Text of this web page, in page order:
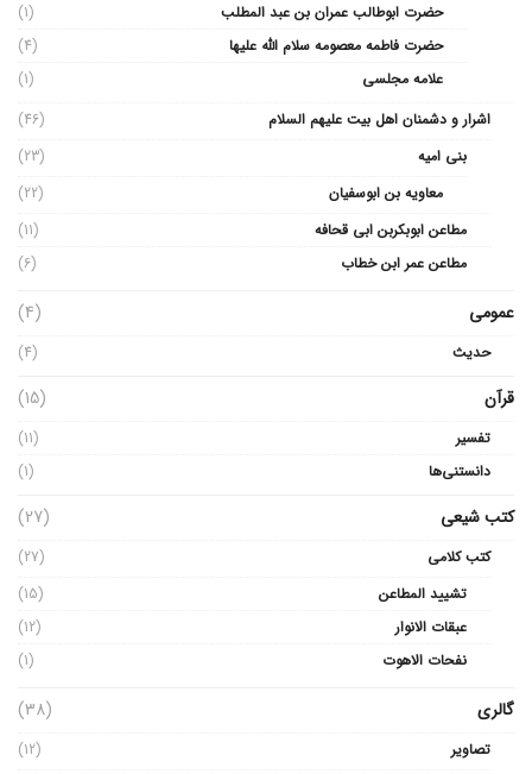
حضرت ابوطالب عمران بن عبد المطلب
(1)
حضرت فاطمه معصومه سلام الله علیها
(4)
علامه مجلسی
(1)
اشرار و دشمنان اهل بیت علیهم السلام
(46)
بنی امیه
(23)
معاویه بن ابوسفیان
(22)
مطاعن ابوبکربن ابی قحافه
(11)
مطاعن عمر ابن خطاب
(6)
عمومی (4)
حدیث (4)
قرآن (15)
تفسیر
(11)
دانستنی‌ها
(1)
کتب شیعی (27)
کتب کلامی
(27)
تشیید المطاعن
(15)
عبقات الانوار
(12)
نفحات الاهوت
(1)
گالری (38)
تصاویر
(12)